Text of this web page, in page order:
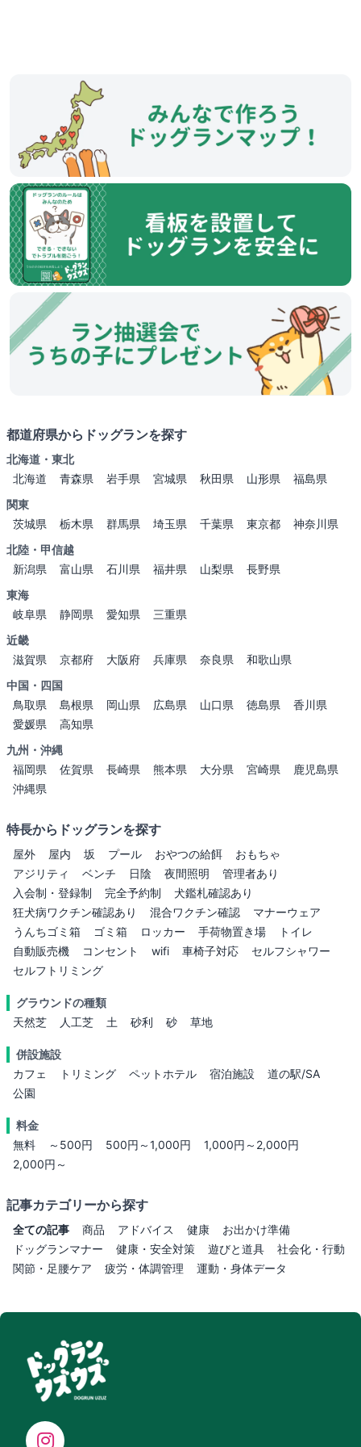
都道府県からドッグランを探す
北海道・東北
北海道
青森県 岩手県 宮城県 秋田県 山形県
福島県
関東
茨城県
栃木県 群馬県 埼玉県 千葉県 東京都
神奈川県
北陸・甲信越
新潟県
富山県 石川県 福井県 山梨県
長野県
東海
岐阜県
静岡県 愛知県
三重県
近畿
滋賀県
京都府 大阪府 兵庫県 奈良県
和歌山県
中国・四国
鳥取県
島根県 岡山県 広島県 山口県 徳島県
香川県
愛媛県
高知県
九州・沖縄
福岡県
佐賀県 長崎県 熊本県 大分県 宮崎県
鹿児島県
沖縄県
特長からドッグランを探す
屋外 屋内 坂 プール おやつの給餌
おもちゃ
アジリティ
ベンチ 日陰 夜間照明
管理者あり
入会制・登録制
完全予約制
犬鑑札確認あり
狂犬病ワクチン確認あり
混合ワクチン確認
マナーウェア
うんちゴミ箱
ゴミ箱 ロッカー 手荷物置き場
トイレ
自動販売機
コンセント wifi 車椅子対応
セルフシャワー
セルフトリミング
グラウンドの種類
天然芝
人工芝 土 砂利 砂 草地
併設施設
カフェ
トリミング ペットホテル 宿泊施設
道の駅/SA
公園
料金
無料
～500円 500円～1,000円
1,000円～2,000円
2,000円～
記事カテゴリーから探す
全ての記事 商品 アドバイス 健康
お出かけ準備
ドッグランマナー
健康・安全対策 遊びと道具
社会化・行動
関節・足腰ケア
疲労・体調管理 運動・身体データ